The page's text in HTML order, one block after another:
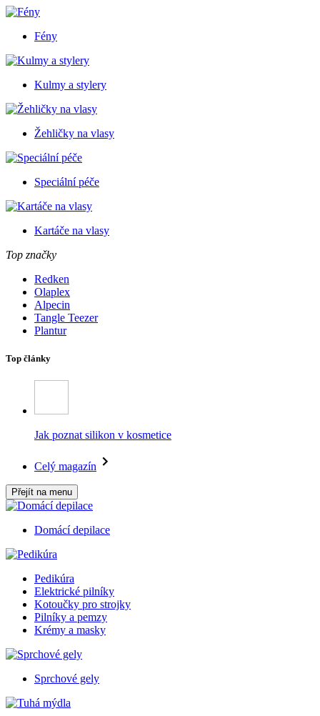
Fény
Kulmy a stylery
Žehličky na vlasy
Speciální péče
Kartáče na vlasy
Top značky
Redken
Olaplex
Alpecin
Tangle Teezer
Plantur
Top články
Jak poznat silikon v kosmetice
Celý magazín
Přejít na menu
Domácí depilace
Pedikúra
Elektrické pilníky
Kotoučky pro strojky
Pilníky a pemzy
Krémy a masky
Sprchové gely